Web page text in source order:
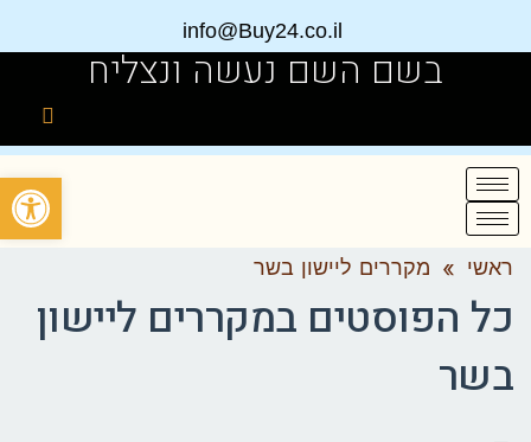
info@Buy24.co.il
בשם השם נעשה ונצליח
ראשי » מקררים ליישון בשר
כל הפוסטים במקררים ליישון
בשר